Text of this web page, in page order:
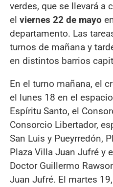
verdes, que se llevará a
el viernes 22 de mayo
departamento. Las
turnos de mañana y
en distintos barrios
En el turno mañana, el
el lunes 18 en el
Espíritu Santo, el
Consorcio Libertador,
San Luis y Pueyrredón,
Plaza Villa Juan Jufré y
Doctor Guillermo
Juan Jufré. El martes